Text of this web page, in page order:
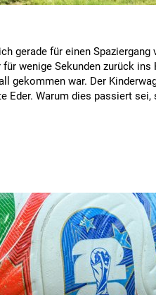
gerade für einen
wenige Sekunden zurück ins
gekommen war. Der
Eder. Warum dies passiert sei,